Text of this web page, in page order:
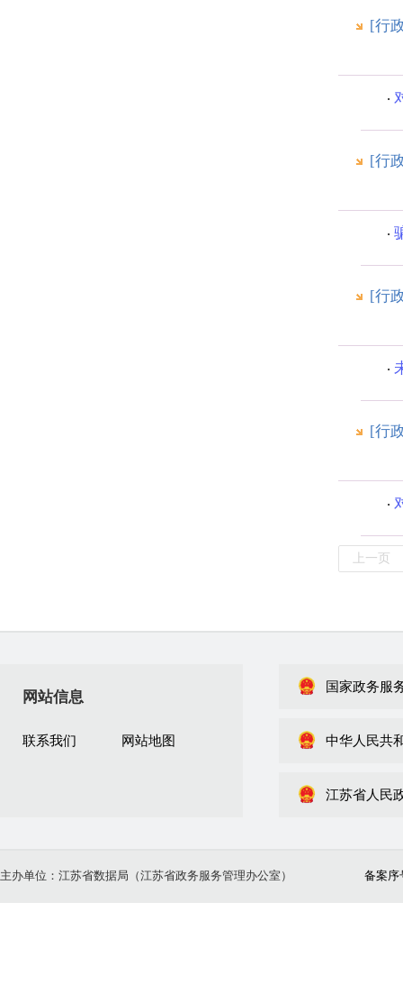
[行
[行
[行
[行
上一页
网站信息
联系我们 网站地图
国家政务服
中华人民共
江苏省人民
主办单位：江苏省数据局（江苏省政务服务管理办公室） 备案序